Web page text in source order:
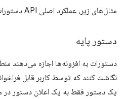
مثال‌های زیر، عملکرد اصلی API دستورات را انعطاف‌پذیرتر می‌کنند.
دستور پایه
دستورات به افزونه‌ها اجازه می‌دهند
نگاشت کنند که توسط کاربر قابل
یک دستور فقط به یک اعلان دستور در